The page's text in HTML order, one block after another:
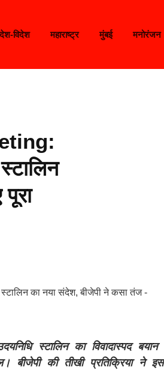
विदेश महाराष्ट्र मुंबई मनोरंजन
का विवादास्पद बयान
बीजेपी की तीखी प्रतिक्रिया ने इस